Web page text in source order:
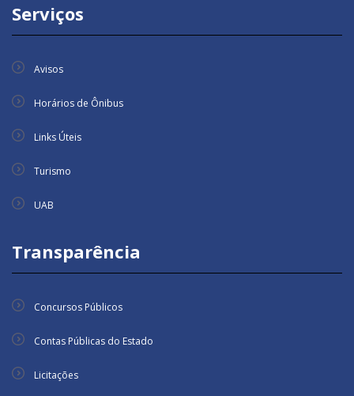
Serviços
Avisos
Horários de Ônibus
Links Úteis
Turismo
UAB
Transparência
Concursos Públicos
Contas Públicas do Estado
Licitações